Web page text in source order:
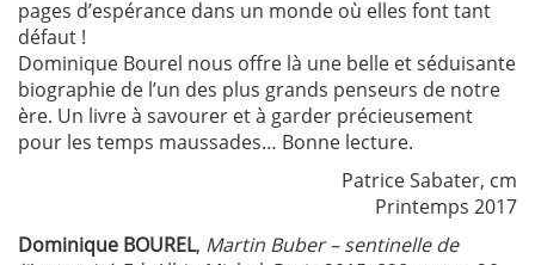
pages d’espérance dans un monde où elles font tant
défaut !
Dominique Bourel nous offre là une belle et séduisante
biographie de l’un des plus grands penseurs de notre
ère. Un livre à savourer et à garder précieusement
pour les temps maussades… Bonne lecture.
Patrice Sabater, cm
Printemps 2017
Dominique BOUREL, Martin Buber – sentinelle de